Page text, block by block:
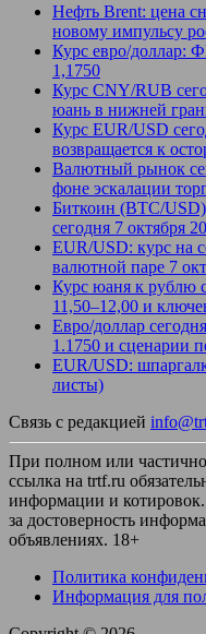
Нефть Brent: цена
новому импульсу
Курс евро/доллар:
1,1750
Курс CNY/RUB
юань в нижней
Курс EUR/USD
возвращается к
Валютный рынок
фоне эскалации
Биткоин (BTC/
сегодня 7 октября
EUR/USD: курс на
валютной паре 7
Курс юаня к рублю
11,50–12,00 и
Евро/доллар
1.1750 и сценарии
EUR/USD:
листы)
Связь с редакцией
При полном или
ссылка на trtf.ru
информации и котировок.
за достоверность
объявлениях. 18+
Политика
Информация для